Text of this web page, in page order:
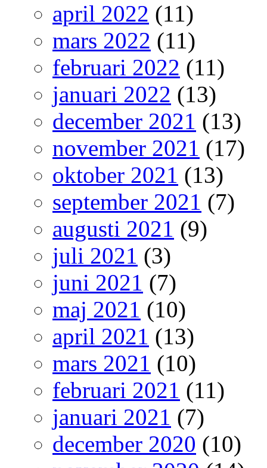
april 2022 (11)
mars 2022 (11)
februari 2022 (11)
januari 2022 (13)
december 2021 (13)
november 2021 (17)
oktober 2021 (13)
september 2021 (7)
augusti 2021 (9)
juli 2021 (3)
juni 2021 (7)
maj 2021 (10)
april 2021 (13)
mars 2021 (10)
februari 2021 (11)
januari 2021 (7)
december 2020 (10)